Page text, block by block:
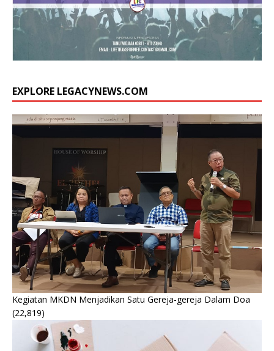
EXPLORE LEGACYNEWS.COM
Kegiatan MKDN Menjadikan Satu Gereja-gereja Dalam Doa
(22,819)